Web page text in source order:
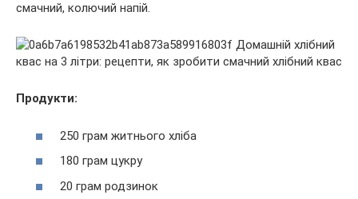
смачний, колючий напій.
Продукти:
250 грам житнього хліба
180 грам цукру
20 грам родзинок